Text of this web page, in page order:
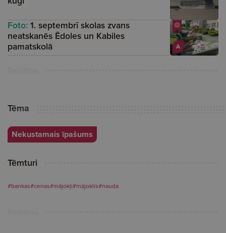
A
Foto:1. septembrī skolas zvans
neatskanēs Ēdoles un Kabiles
pamatskolā
Tēma
Nekustamais īpašums
Tēmturi
#bankas#cenas#mājokļi#mājoklis#nauda